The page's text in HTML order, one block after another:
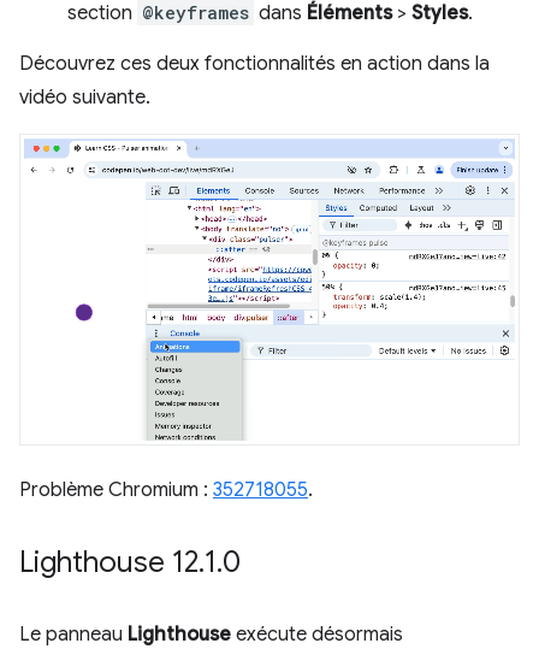
section @keyframes dans Éléments> Styles.
Découvrez ces deux fonctionnalités en action dans la
vidéo suivante.
Problème Chromium : 352718055.
Lighthouse 12.1.0
Le panneau Lighthouse exécute désormais